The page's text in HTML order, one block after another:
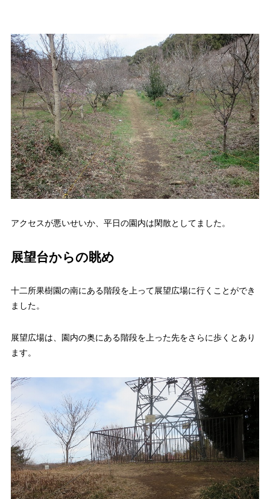
アクセスが悪いせいか、平日の園内は閑散としてました。
展望台からの眺め
十二所果樹園の南にある階段を上って展望広場に行くことができ
ました。
展望広場は、園内の奥にある階段を上った先をさらに歩くとあり
ます。